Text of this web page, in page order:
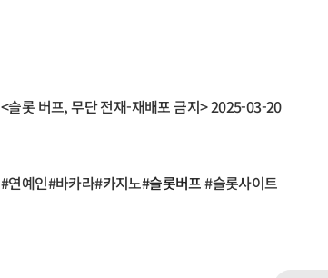
<슬롯 버프, 무단 전재-재배포 금지> 2025-03-20
#연예인#바카라#카지노#슬롯버프#슬롯사이트